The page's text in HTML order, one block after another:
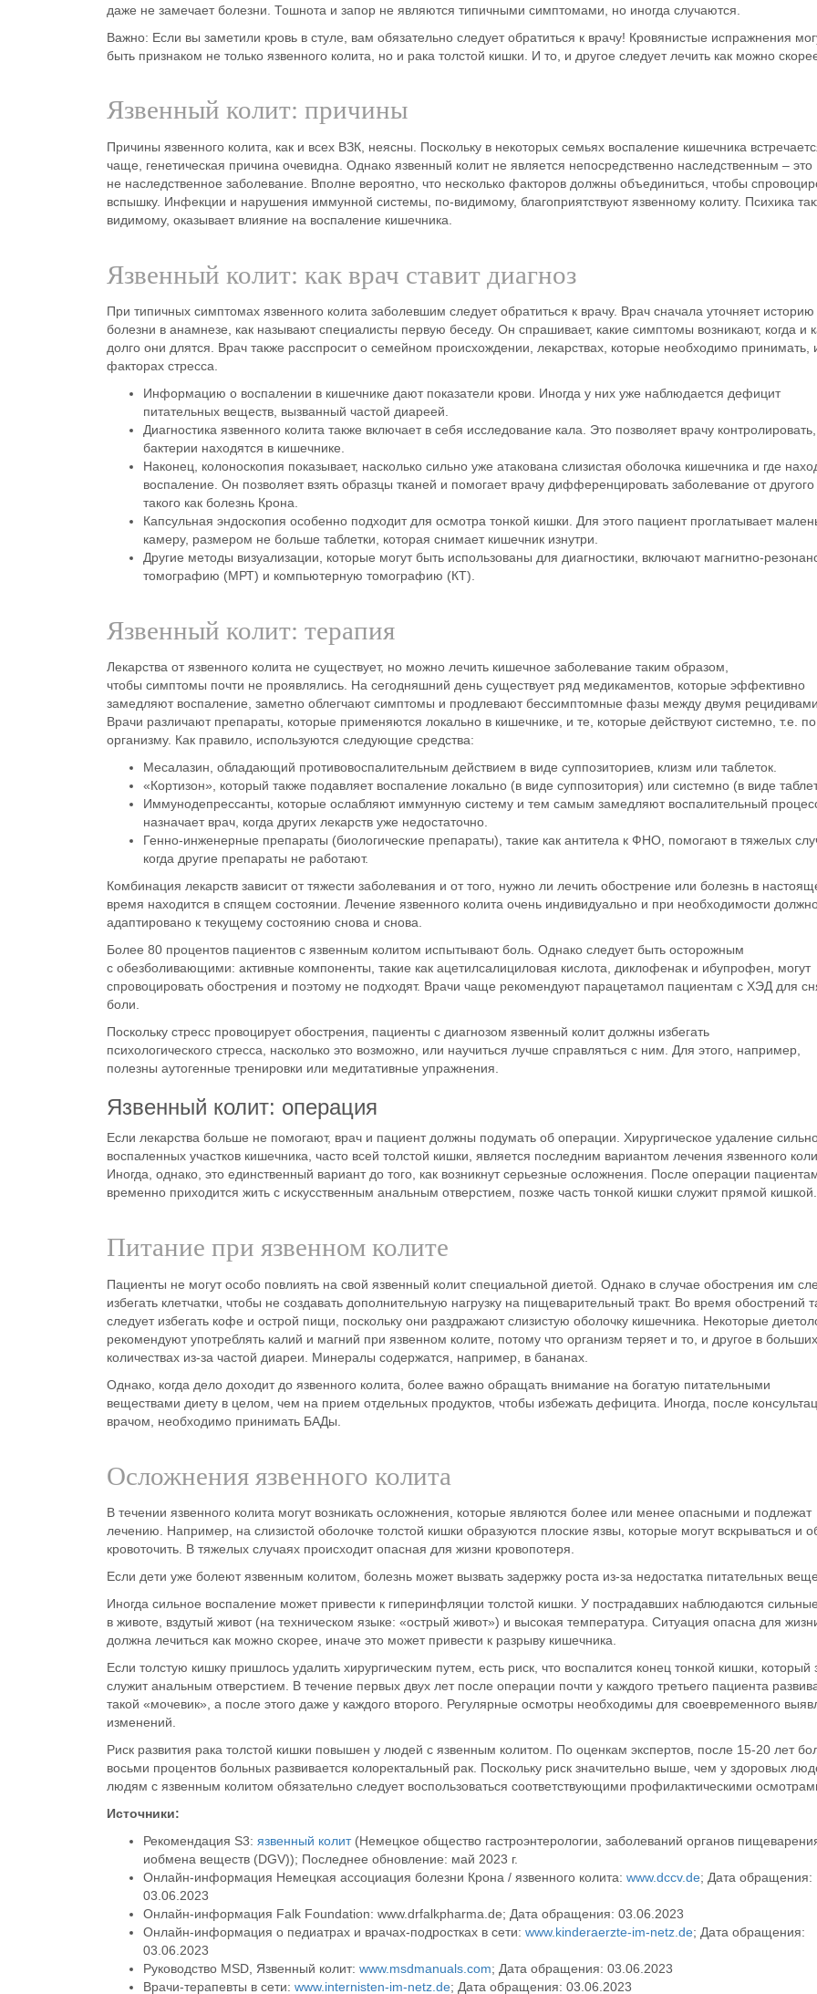
даже не замечает болезни. Тошнота и запор не являются типичными симптомами , но иногда случаются.
Важно: Если вы заметили кровь в стуле , вам обязательно следует обратиться к врачу! Кровянистые испражнения
быть признаком не только язвенного колита , но и рака толстой кишки. И то, и другое следует лечить как можно
Язвенный колит: причины
Причины язвенного колита , как и всех ВЗК , неясны. Поскольку в некоторых семьях воспаление кишечника
чаще, генетическая причина очевидна. Однако язвенный колитне является непосредственно наследственным – это
не наследственное заболевание. Вполне вероятно, что несколько факторов должны объединиться, чтобы
вспышку. Инфекции и нарушения иммунной системы , по-видимому, благоприятствуютязвенному колиту. Психика
видимому, оказывает влияние на воспаление кишечника
Язвенный колит: как врач ставит диагноз
При типичных симптомах язвенного колита заболевшим следует обратиться к врачу. Врач сначала уточняет историю
болезни в анамнезе, как называют специалисты первую беседу. Он спрашивает, какие симптомы возникают, когда и
долго они длятся. Врач также расспросит о семейном происхождении, лекарствах, которые необходимо принимать,
факторах стресса.
Информацию о воспалении в кишечнике дают показатели крови . Иногда у них уже наблюдается дефицит
питательных веществ, вызванный частой диареей
Диагностика язвенного колита также включает в себя исследование кала . Это позволяет врачу
бактерии находятся в кишечнике.
Наконец, колоноскопия показывает, насколько сильно уже атакована слизистая оболочка кишечника и где
воспаление. Он позволяет взять образцы тканей и помогает врачу дифференцировать заболевание от другого
такого как болезнь Крона
Капсульная эндоскопия особенно подходит для осмотра тонкой кишки. Для этого пациент проглатывает
камеру, размером не больше таблетки, которая снимает кишечник изнутри.
Другие методы визуализации, которые могут быть использованы для диагностики , включают магнитно-
томографию (МРТ) и компьютерную томографию (КТ).
Язвенный колит: терапия
Лекарства отязвенного колита не существует, но можно лечить кишечное заболевание таким образом,
чтобы симптомы почти не проявлялись. На сегодняшний день существует ряд медикаментов, которые эффективно
замедляют воспаление, заметно облегчают симптомы и продлевают бессимптомные фазы между двумя
Врачи различают препараты, которые применяются локально в кишечнике, и те, которые действуют системно, т.е.
организму. Как правило, используются следующие средства:
Месалазин, обладающий противовоспалительным действием в виде суппозиториев, клизм или таблеток.
«Кортизон», который также подавляет воспаление локально (в виде суппозитория) или системно (в виде
Иммунодепрессанты, которые ослабляют иммунную систему и тем самым замедляют воспалительный
назначает врач, когда других лекарств уже недостаточно.
Генно-инженерные препараты (биологические препараты), такие как антитела к ФНО, помогают в тяжелых
когда другие препараты не работают.
Комбинация лекарств зависит от тяжести заболевания и от того, нужно ли лечить обострение или болезнь в
время находится в спящем состоянии. Лечение язвенного колита очень индивидуально и при необходимости
адаптировано к текущему состоянию снова и снова.
Более 80 процентов пациентов с язвенным колитом испытываютболь. Однако следует быть осторожным
с обезболивающими: активные компоненты, такие как ацетилсалициловая кислота, диклофенак и ибупрофен, могут
спровоцировать обострения и поэтому не подходят. Врачи чаще рекомендуют парацетамол пациентам с ХЭДдля
боли.
Поскольку стресс провоцирует обострения, пациенты с диагнозом язвенный колитдолжны избегать
психологического стресса, насколько это возможно, или научиться лучше справляться с ним. Для этого, например,
полезны аутогенные тренировки или медитативные упражнения.
Язвенный колит: операция
Если лекарства больше не помогают, врач и пациент должны подумать об операции. Хирургическое удаление
воспаленных участков кишечника, часто всей толстой кишки, является последним вариантом лечения язвенного
Иногда, однако, это единственный вариант до того, как возникнут серьезные осложнения. После операции
временно приходится жить с искусственным анальным отверстием, позже часть тонкой кишки служит прямой кишкой.
Питание при язвенном колите
Пациенты не могут особо повлиять на свой язвенный колитспециальной диетой . Однако в случае обострения им
избегать клетчатки, чтобы не создавать дополнительную нагрузку на пищеварительный тракт. Во время обострений
следует избегать кофе и острой пищи , поскольку они раздражают слизистую оболочку кишечника. Некоторые
рекомендуют употреблять калий и магний при язвенном колите , потому что организм теряет и то, и другое в больших
количествах из-за частой диареи. Минералы содержатся, например, в бананах
Однако, когда дело доходит до язвенного колита , более важно обращать внимание на богатую питательными
веществами диету в целом, чем на прием отдельных продуктов, чтобы избежать дефицита. Иногда, после
врачом, необходимо принимать БАДы.
Осложнения язвенного колита
В течении язвенного колита могут возникать осложнения , которые являются более или менее опасными и подлежат
лечению. Например, на слизистой оболочке толстой кишки образуются плоские язвы, которые могут вскрываться и
кровоточить. В тяжелых случаях происходит опасная для жизни кровопотеря.
Если дети уже болеютязвенным колитом , болезнь может вызвать задержку роста из-за недостатка питательных
Иногда сильное воспаление может привести к гиперинфляции толстой кишки . У пострадавших наблюдаются
в животе, вздутый живот (на техническом языке: «острый живот») и высокая температура. Ситуация опасна для
должна лечиться как можно скорее, иначе это может привести к разрыву кишечника.
Если толстую кишку пришлось удалить хирургическим путем, есть риск, что воспалится конец тонкой кишки , который
служит анальным отверстием. В течение первых двух лет после операции почти у каждого третьего пациента
такой «мочевик», а после этого даже у каждого второго. Регулярные осмотры необходимы для своевременного
изменений.
Риск развития рака толстой кишки повышен у людей с язвенным колитом . По оценкам экспертов, после 15-20 лет
восьми процентов больных развивается колоректальный рак. Поскольку риск значительно выше, чем у здоровых
людям с язвенным колитом обязательно следует воспользоваться соответствующими профилактическими
Источники:
Рекомендация S3: язвенный колит(Немецкое общество гастроэнтерологии, заболеваний органов
иобмена веществ (DGV)); Последнее обновление: май 2023 г.
Онлайн-информация Немецкая ассоциация болезни Крона / язвенного колита: www.dccv.de; Дата обращения:
03.06.2023
Онлайн-информация Falk Foundation: www.drfalkpharma.de; Дата обращения: 03.06.2023
Онлайн-информация о педиатрах и врачах-подростках в сети: www.kinderaerzte-im-netz.de; Дата обращения:
03.06.2023
Руководство MSD, Язвенный колит: www.msdmanuals.com; Дата обращения: 03.06.2023
Врачи-терапевты в сети: www.internisten-im-netz.de; Дата обращения: 03.06.2023